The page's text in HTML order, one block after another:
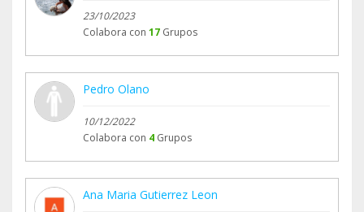
23/10/2023
Colabora con 17 Grupos
Pedro Olano
10/12/2022
Colabora con 4 Grupos
Ana Maria Gutierrez Leon